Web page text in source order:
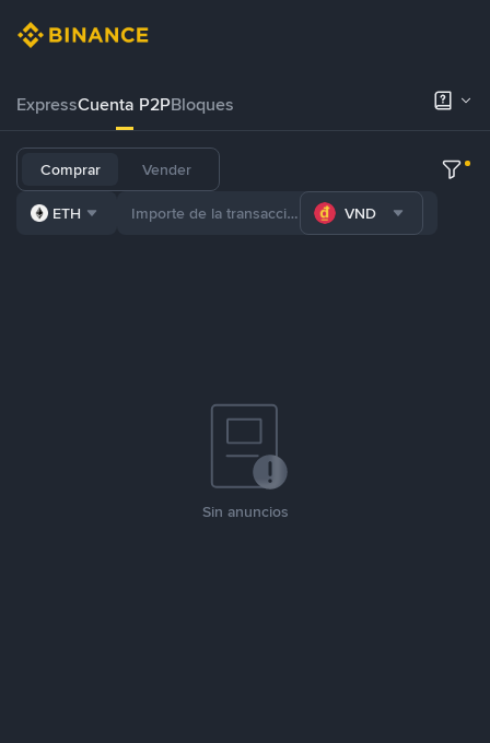
ExpressCuenta P2PBloques
Comprar Vender
ETH VND
Sin anuncios